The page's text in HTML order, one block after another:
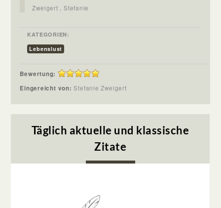
Zweigert , Stefanie
KATEGORIEN:
Lebenslust
Bewertung:
Eingereicht von:Stefanie Zweigert